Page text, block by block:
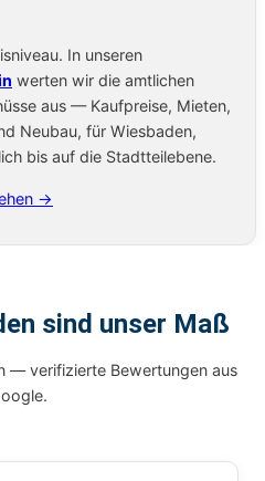
In unseren
werten wir die amtlichen
aus — Kaufpreise, Mieten,
Neubau, für Wiesbaden,
bis auf die Stadtteilebene.
→
sind unser Maß
— verifizierte Bewertungen aus